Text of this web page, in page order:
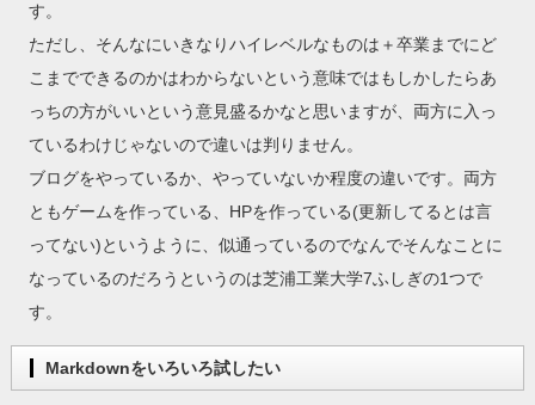
す。
ただし、そんなにいきなりハイレベルなものは＋卒業までにど
こまでできるのかはわからないという意味ではもしかしたらあ
っちの方がいいという意見盛るかなと思いますが、両方に入っ
ているわけじゃないので違いは判りません。
ブログをやっているか、やっていないか程度の違いです。両方
ともゲームを作っている、HPを作っている(更新してるとは言
ってない)というように、似通っているのでなんでそんなことに
なっているのだろうというのは芝浦工業大学7ふしぎの1つで
す。
Markdownをいろいろ試したい